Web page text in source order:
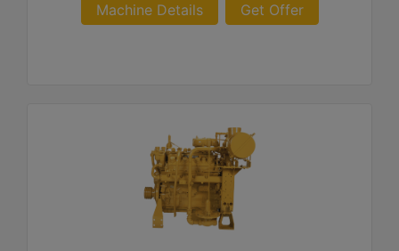
Machine Details Get Offer